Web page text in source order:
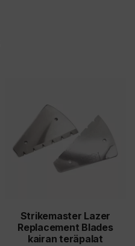
Strikemaster Lazer
Replacement Blades
kairan teräpalat
useampi
muunnelma.
tuotteen
sivulla.